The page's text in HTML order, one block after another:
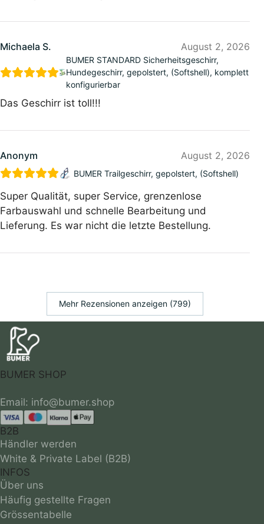
Michaela S. August 2, 2026
BUMER STANDARD Sicherheitsgeschirr,
Hundegeschirr, gepolstert, (Softshell), komplett
konfigurierbar
Das Geschirr ist toll!!!
Anonym August 2, 2026
BUMER Trailgeschirr, gepolstert, (Softshell)
Super Qualität, super Service, grenzenlose
Farbauswahl und schnelle Bearbeitung und
Lieferung. Es war nicht die letzte Bestellung.
Mehr Rezensionen anzeigen (799)
BUMER SHOP
B2B
Händler werden
White & Private Label (B2B)
INFOS
Über uns
Häufig gestellte Fragen
Grössentabelle